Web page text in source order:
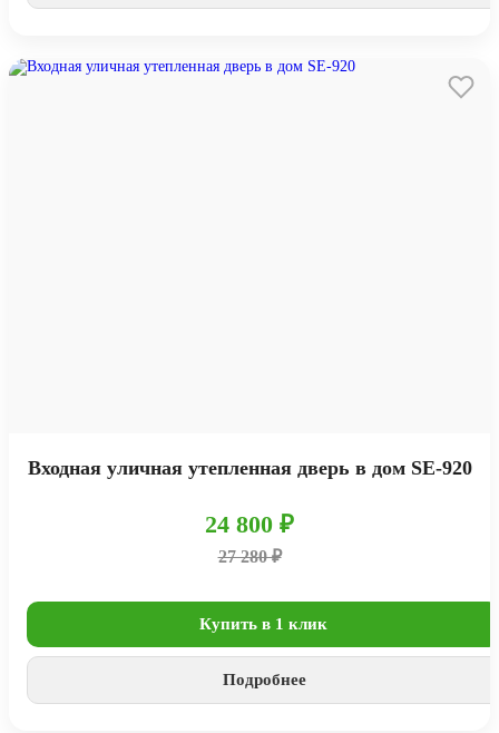
Входная уличная утепленная дверь в дом SE-920
24 800 ₽
27 280 ₽
Купить в 1 клик
Подробнее